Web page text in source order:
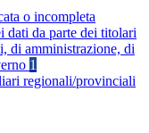
o incompleta
dati da parte dei titolari
di amministrazione, di
1
regionali/provinciali